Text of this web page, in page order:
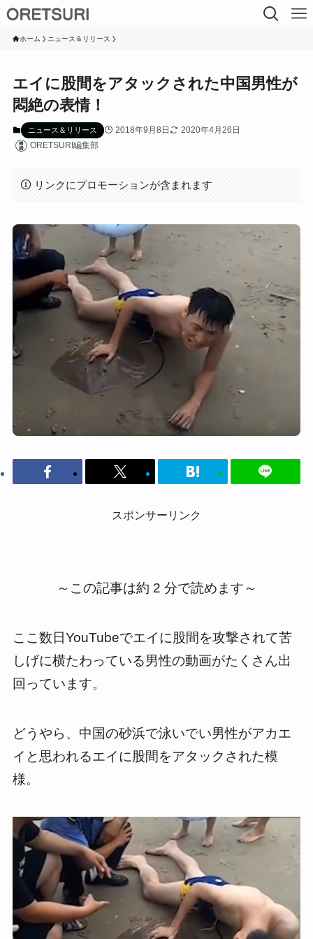
ホーム ニュース＆リリース
エイに股間をアタックされた中国男性が
悶絶の表情！
ニュース＆リリース 2018年9月8日
2020年4月26日
ORETSURI編集部
リンクにプロモーションが含まれます
スポンサーリンク
～この記事は約 2 分で読めます～
ここ数日YouTubeでエイに股間を攻撃されて苦
しげに横たわっている男性の動画がたくさん出
回っています。
どうやら、中国の砂浜で泳いでい男性がアカエ
イと思われるエイに股間をアタックされた模
様。